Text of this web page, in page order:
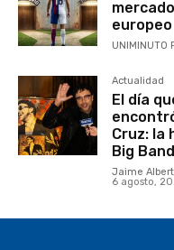
europeo
UNIMINUTO
Actualidad
El día
Cruz: la
Big
Jaime
6 agosto,